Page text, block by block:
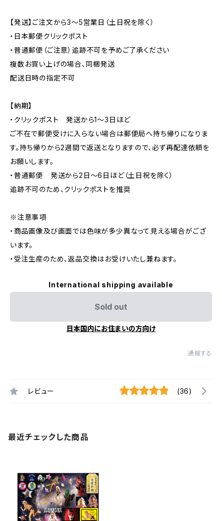
【発送】ご注文から3〜5営業日（土日祝を除く）
・日本郵便クリックポスト
・普通郵便（ご注意）追跡不可を予めご了承ください
複数お買い上げの場合、同梱発送
配送日時の指定不可
【納期】
・クリックポスト 発送から1〜3日ほど
ご不在で郵便受けに入らない場合は郵便局へ持ち帰りになりま
す。持ち帰りから2週間で返送となりますので、必ず再配達依頼を
お願いします。
・普通郵便 発送から2日〜6日ほど（土日祝を除く）
追跡不可のため、クリックポストを推奨
※注意事項
・商品画像及び画面では色味が多少異なって見える場合がござ
います。
・受注生産のため、返品交換はお受けいたし兼ねます。
International shipping available
Sold out
日本国内にお住まいの方向け
通報する
レビュー (36)
最近チェックした商品